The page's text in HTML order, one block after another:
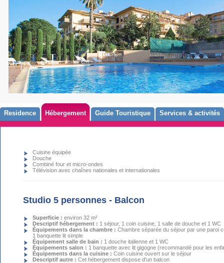
Residence Hébergement Guide Touristique Services & activités
Cuisine équipée
Douche
Combiné four et micro-ondes
Télévision avec chaînes nationales et internationales
Studio 5 personnes - Balcon
Superficie :environ 32 m²
Descriptif hébergement : 1 séjour, 1 coin cuisine, 1 salle de douche et 1 WC
Équipements dans la chambre :Chambre séparée du séjour par une paroi
1 banquette lit simple
Équipement salle de bain : 1 douche italienne et 1 WC
Équipements salon : 1 banquette avec lit gigogne (recommandé pour les
Équipements dans la cuisine :Coin cuisine ouvert sur le séjour
Descriptif autre :Cet hébergement dispose d'un balcon